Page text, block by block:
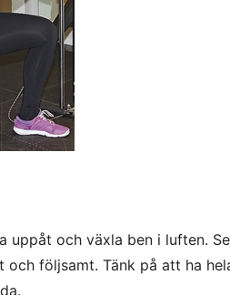
uppåt och växla ben i luften.
och följsamt. Tänk på att ha